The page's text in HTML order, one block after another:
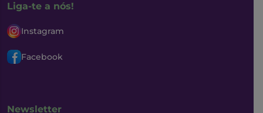
Liga-te a nós!
Instagram
Facebook
Newsletter